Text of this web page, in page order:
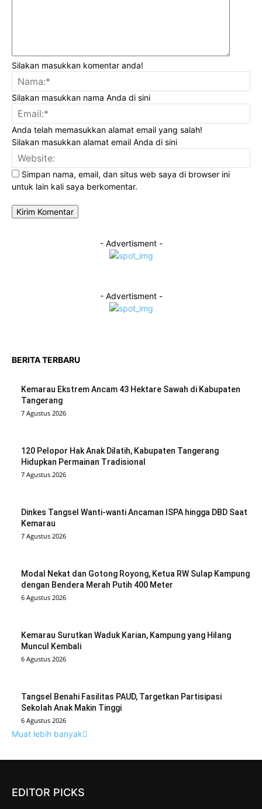
Silakan masukkan komentar anda!
Silakan masukkan nama Anda di sini
Anda telah memasukkan alamat email yang salah!
Silakan masukkan alamat email Anda di sini
Simpan nama, email, dan situs web saya di browser ini
untuk lain kali saya berkomentar.
- Advertisment -
- Advertisment -
BERITA TERBARU
Kemarau Ekstrem Ancam 43 Hektare Sawah di Kabupaten
Tangerang
7 Agustus 2026
120 Pelopor Hak Anak Dilatih, Kabupaten Tangerang
Hidupkan Permainan Tradisional
7 Agustus 2026
Dinkes Tangsel Wanti-wanti Ancaman ISPA hingga DBD Saat
Kemarau
7 Agustus 2026
Modal Nekat dan Gotong Royong, Ketua RW Sulap Kampung
dengan Bendera Merah Putih 400 Meter
6 Agustus 2026
Kemarau Surutkan Waduk Karian, Kampung yang Hilang
Muncul Kembali
6 Agustus 2026
Tangsel Benahi Fasilitas PAUD, Targetkan Partisipasi
Sekolah Anak Makin Tinggi
6 Agustus 2026
Muat lebih banyak
EDITOR PICKS